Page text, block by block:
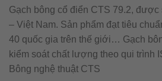
Gạch bông cổ điển CTS 79.2,
– Việt Nam. Sản phẩm đạt tiêu
40 quốc gia trên thế giới… Gạch
kiểm soát chất lượng theo qui trình
Bông nghệ thuật CTS